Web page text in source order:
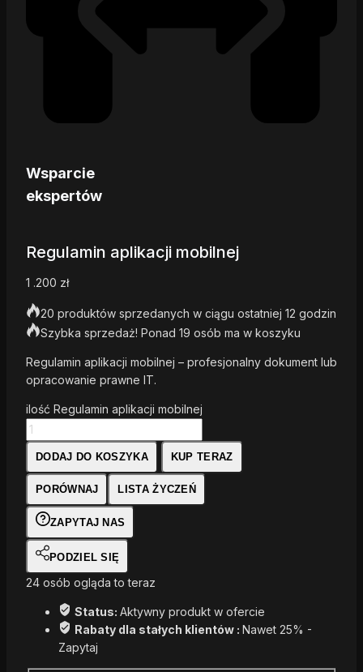
Wsparcie
ekspertów
Regulamin aplikacji mobilnej
1 .200 zł
20 produktów sprzedanych w ciągu ostatniej 12 godzin
Szybka sprzedaż! Ponad 19 osób ma w koszyku
Regulamin aplikacji mobilnej – profesjonalny dokument lub
opracowanie prawne IT.
ilość Regulamin aplikacji mobilnej
DODAJ DO KOSZYKA KUP TERAZ
PORÓWNAJ LISTA ŻYCZEŃ
ZAPYTAJ NAS
PODZIEL SIĘ
24 osób ogląda to teraz
Status: Aktywny produkt w ofercie
Rabaty dla stałych klientów : Nawet 25% -
Zapytaj